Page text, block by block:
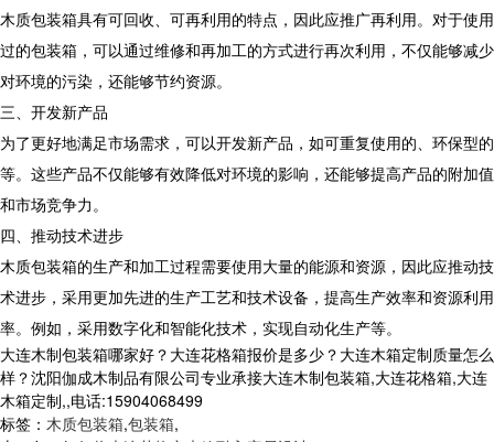
木质包装箱具有可回收、可再利用的特点，因此应推广再利用。对于使用
过的包装箱，可以通过维修和再加工的方式进行再次利用，不仅能够减少
对环境的污染，还能够节约资源。
三、开发新产品
为了更好地满足市场需求，可以开发新产品，如可重复使用的、环保型的
等。这些产品不仅能够有效降低对环境的影响，还能够提高产品的附加值
和市场竞争力。
四、推动技术进步
木质包装箱的生产和加工过程需要使用大量的能源和资源，因此应推动技
术进步，采用更加先进的生产工艺和技术设备，提高生产效率和资源利用
率。例如，采用数字化和智能化技术，实现自动化生产等。
大连木制包装箱哪家好？大连花格箱报价是多少？大连木箱定制质量怎么
样？沈阳伽成木制品有限公司专业承接大连木制包装箱,大连花格箱,大连
木箱定制,,电话:15904068499
标签： 木质包装箱,包装箱,